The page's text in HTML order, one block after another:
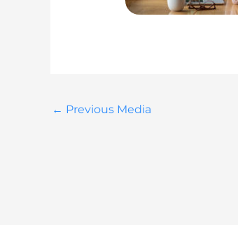
← Previous Media